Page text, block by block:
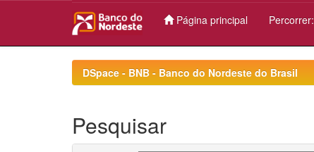
Página principal Percorrer:
DSpace - BNB - Banco do Nordeste do Brasil
Pesquisar